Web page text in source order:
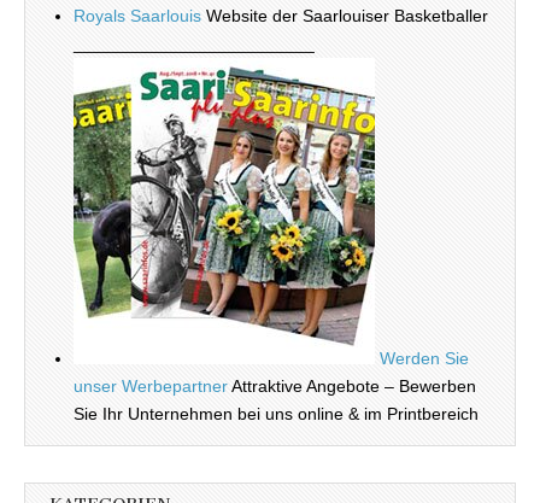
Royals Saarlouis Website der Saarlouiser Basketballer
Werden Sie
unser WerbepartnerAttraktive Angebote – Bewerben
Sie Ihr Unternehmen bei uns online & im Printbereich